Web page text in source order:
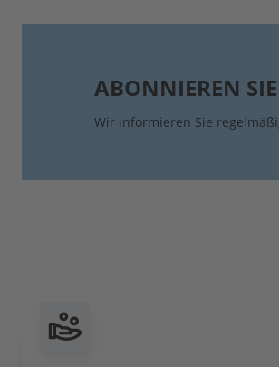
ABONNIEREN
Wir informieren Sie